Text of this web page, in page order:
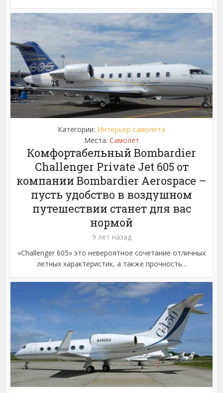
Категории: Интерьер самолета
Места: Самолет
Комфортабельный Bombardier
Challenger Private Jet 605 от
компании Bombardier Aerospace –
пусть удобство в воздушном
путешествии станет для вас
нормой
9 лет назад
«Challenger 605» это невероятное сочетание отличных
летных характеристик, а также прочность...